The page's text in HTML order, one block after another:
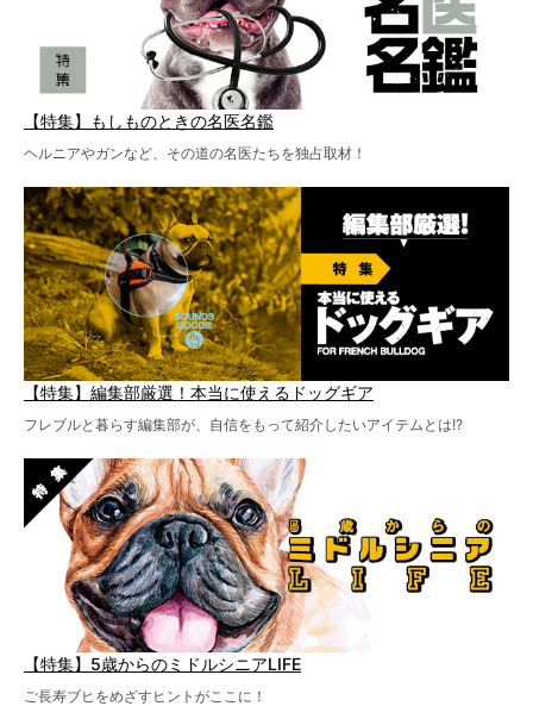
【特集】もしものときの名医名鑑
ヘルニアやガンなど、その道の名医たちを独占取材！
【特集】編集部厳選！本当に使えるドッグギア
フレブルと暮らす編集部が、自信をもって紹介したいアイテムとは!?
【特集】5歳からのミドルシニアLIFE
ご長寿ブヒをめざすヒントがここに！